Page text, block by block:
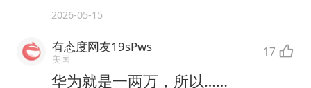
2026-05-15
有态度网友19sPws
美国 17
华为就是一两万，所以……